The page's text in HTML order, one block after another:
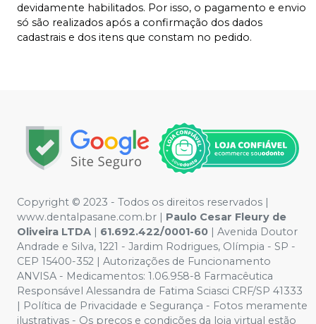
devidamente habilitados. Por isso, o pagamento e envio
só são realizados após a confirmação dos dados
cadastrais e dos itens que constam no pedido.
Copyright © 2023 - Todos os direitos reservados |
www.dentalpasane.com.br | Paulo Cesar Fleury de
Oliveira LTDA | 61.692.422/0001-60 | Avenida Doutor
Andrade e Silva, 1221 - Jardim Rodrigues, Olímpia - SP -
CEP 15400-352 | Autorizações de Funcionamento
ANVISA - Medicamentos: 1.06.958-8 Farmacêutica
Responsável Alessandra de Fatima Sciasci CRF/SP 41333
| Política de Privacidade e Segurança - Fotos meramente
ilustrativas - Os preços e condições da loja virtual estão